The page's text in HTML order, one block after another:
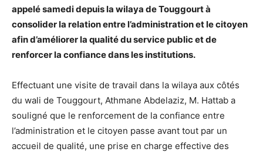
appelé samedi depuis la wilaya de Touggourt à
consolider la relation entre l’administration et le citoyen
afin d’améliorer la qualité du service public et de
renforcer la confiance dans les institutions.
Effectuant une visite de travail dans la wilaya aux côtés
du wali de Touggourt, Athmane Abdelaziz, M. Hattab a
souligné que le renforcement de la confiance entre
l’administration et le citoyen passe avant tout par un
accueil de qualité, une prise en charge effective des